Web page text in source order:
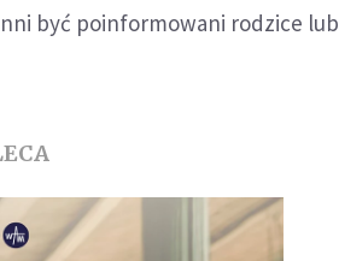
być poinformowani rodzice lub